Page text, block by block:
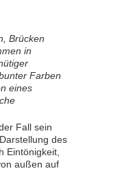
Brücken
in
Farben
eines
Fall sein
des
Eintönigkeit,
außen auf